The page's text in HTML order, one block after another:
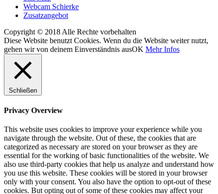
Webcam Schierke
Zusatzangebot
Copyright © 2018 Alle Rechte vorbehalten
Diese Website benutzt Cookies. Wenn du die Website weiter nutzt,
gehen wir von deinem Einverständnis ausOK Mehr Infos
Schließen
Privacy Overview
This website uses cookies to improve your experience while you
navigate through the website. Out of these, the cookies that are
categorized as necessary are stored on your browser as they are
essential for the working of basic functionalities of the website. We
also use third-party cookies that help us analyze and understand how
you use this website. These cookies will be stored in your browser
only with your consent. You also have the option to opt-out of these
cookies. But opting out of some of these cookies may affect your